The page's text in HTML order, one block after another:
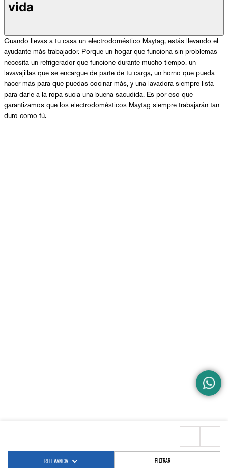
RELEVANCIA FILTRAR
vida
Cuando llevas a tu casa un electrodoméstico Maytag, estás llevando el
ayudante más trabajador. Porque un hogar que funciona sin problemas
necesita un refrigerador que funcione durante mucho tiempo, un
lavavajillas que se encargue de parte de tu carga, un horno que pueda
hacer más para que puedas cocinar más, y una lavadora siempre lista
para darle a la ropa sucia una buena sacudida. Es por eso que
garantizamos que los electrodomésticos Maytag siempre trabajarán tan
duro como tú.